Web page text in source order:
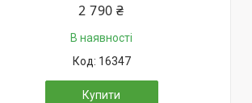
2 790 ₴
В наявності
16347
Купити